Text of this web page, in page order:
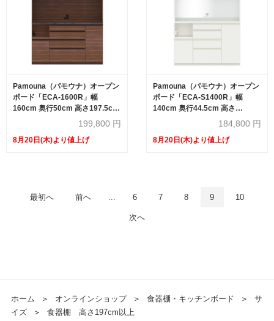
Pamouna（パモウナ）オープン
ボード「ECA-1600R」幅
160cm 奥行50cm 高さ197.5cm
スライドドア ハイカウンター 全
199,800 円
8月20日(木)より値上げ
Pamouna（パモウナ）オープン
ボード「ECA-S1400R」幅
140cm 奥行44.5cm 高さ
197.5cm スライドドア ハイカウ
184,800 円
8月20日(木)より値上げ
最初へ 前へ 6 7 8 9 10
次へ
ホーム ＞ オンラインショップ ＞ 食器棚・キッチンボード ＞
サ
イズ
＞ 食器棚 高さ197cm以上